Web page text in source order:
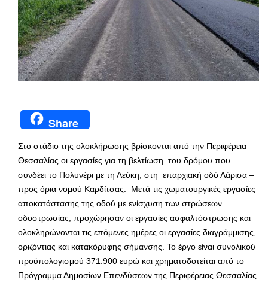
Share
Στο στάδιο της ολοκλήρωσης βρίσκονται από την Περιφέρεια
Θεσσαλίας οι εργασίες για τη βελτίωση του δρόμου που
συνδέει το Πολυνέρι με τη Λεύκη, στη επαρχιακή οδό Λάρισα –
προς όρια νομού Καρδίτσας. Μετά τις χωματουργικές εργασίες
αποκατάστασης της οδού με ενίσχυση των στρώσεων
οδοστρωσίας, προχώρησαν οι εργασίες ασφαλτόστρωσης και
ολοκληρώνονται τις επόμενες ημέρες οι εργασίες διαγράμμισης,
οριζόντιας και κατακόρυφης σήμανσης. Το έργο είναι συνολικού
προϋπολογισμού 371.900 ευρώ και χρηματοδοτείται από το
Πρόγραμμα Δημοσίων Επενδύσεων της Περιφέρειας Θεσσαλίας.